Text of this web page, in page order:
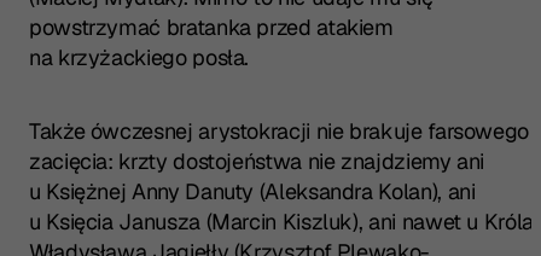
powstrzymać bratanka przed atakiem
na krzyżackiego posła.
Także ówczesnej arystokracji nie brakuje farsowego
zacięcia: krzty dostojeństwa nie znajdziemy ani
u Księżnej Anny Danuty (Aleksandra Kolan), ani
u Księcia Janusza (Marcin Kiszluk), ani nawet u Króla